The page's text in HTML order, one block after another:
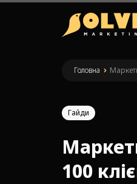
Головна »
Гайди
100